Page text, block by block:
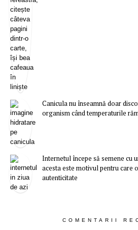
Canicula nu înseamnă doar
organism când temperaturile
Internetul începe să semene cu
acesta este motivul pentru care
autenticitate
COMENTARII